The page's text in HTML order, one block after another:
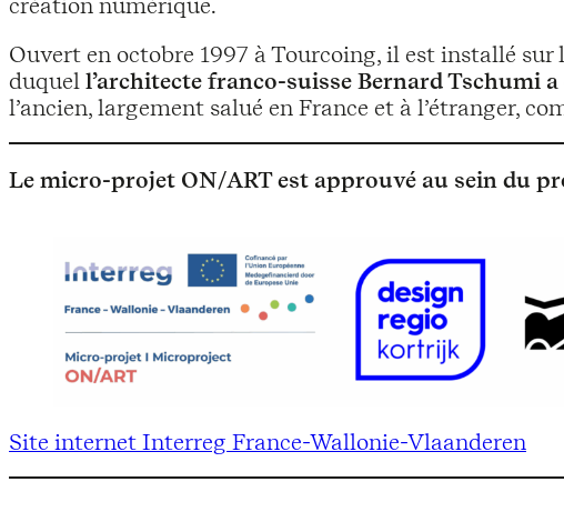
création numérique.
Ouvert en octobre 1997 à Tourcoing, il est installé
duquel l’architecte franco-suisse Bernard Tschumi
l’ancien, largement salué en France et à l’étranger,
Le micro-projet ON/ART est approuvé au sein du
Site internet Interreg France-Wallonie-Vlaanderen